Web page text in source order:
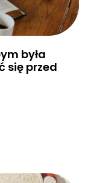
była
się przed